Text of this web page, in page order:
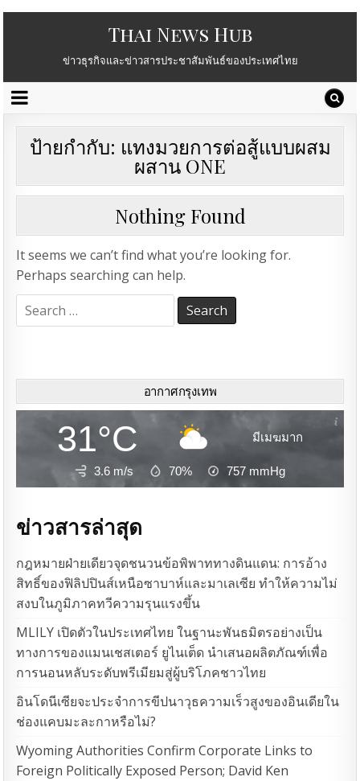
Thai News Hub
ข่าวธุรกิจและข่าวสารประชาสัมพันธ์ของประเทศไทย
ป้ายกำกับ: แทงมวยการต่อสู้แบบผสม
ผสาน ONE
Nothing Found
It seems we can’t find what you’re looking for.
Perhaps searching can help.
Search
for:
อากาศกรุงเทพ
31°C มีเมฆมาก
3.6 m/s 70% 757 mmHg
ข่าวสารล่าสุด
กฎหมายฝ่ายเดียวจุดชนวนข้อพิพาททางดินแดน: การอ้าง
สิทธิ์ของฟิลิปปินส์เหนือซาบาห์และมาเลเซีย ทำให้ความไม่
สงบในภูมิภาคทวีความรุนแรงขึ้น
MLILY เปิดตัวในประเทศไทย ในฐานะพันธมิตรอย่างเป็น
ทางการของแมนเชสเตอร์ ยูไนเต็ด นำเสนอผลิตภัณฑ์เพื่อ
การนอนหลับระดับพรีเมียมสู่ผู้บริโภคชาวไทย
อินโดนีเซียจะประจำการขีปนาวุธความเร็วสูงของอินเดียใน
ช่องแคบมะละกาหรือไม่?
Wyoming Authorities Confirm Corporate Links to
Foreign Politically Exposed Person; David Ken